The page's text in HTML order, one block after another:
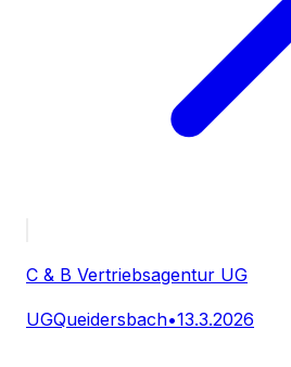
C & B Vertriebsagentur UG
UGQueidersbach•13.3.2026